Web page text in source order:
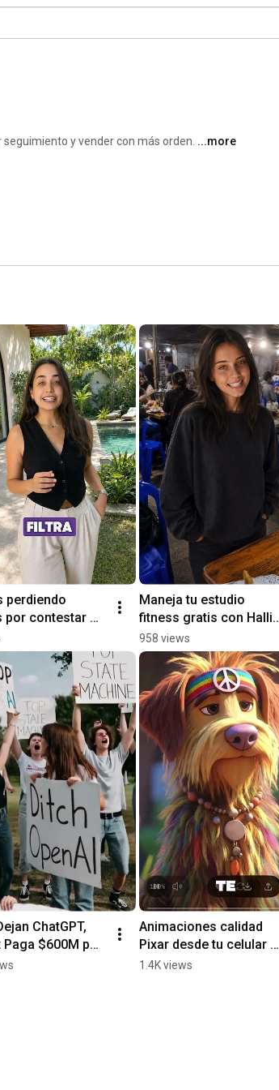
y vender con más orden. ...more
perdiendo
por contestar
leads?
Maneja tu estudio
fitness gratis con Halli
Fit
958 views
ChatGPT,
$600M por
y un
Animaciones calidad
Pixar desde tu celular —
y es GRATIS 🐶✨
1.4K views